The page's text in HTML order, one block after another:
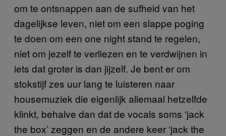
om te ontsnappen aan de sufheid van het
dagelijkse leven, niet om een slappe poging
te doen om een one night stand te regelen,
niet om jezelf te verliezen en te verdwijnen in
iets dat groter is dan jijzelf. Je bent er om
stokstijf zes uur lang te luisteren naar
housemuziek die eigenlijk allemaal hetzelfde
klinkt, behalve dan dat de vocals soms ‘jack
the box’ zeggen en de andere keer ‘jack the